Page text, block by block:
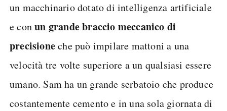
un macchinario dotato di intelligenza artificiale
e conun grande braccio meccanico di
precisioneche può impilare mattoni a una
velocità tre volte superiore a un qualsiasi essere
umano. Sam ha un grande serbatoio che produce
costantemente cemento e in una sola giornata di